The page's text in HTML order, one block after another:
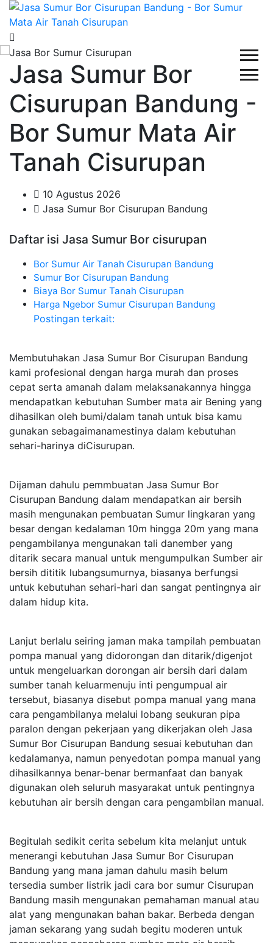
Jasa Sumur Bor
Cisurupan Bandung -
Bor Sumur Mata Air
Tanah Cisurupan
10 Agustus 2026
Jasa Sumur Bor Cisurupan Bandung
Daftar isi Jasa Sumur Bor cisurupan
Bor Sumur Air Tanah Cisurupan Bandung
Sumur Bor Cisurupan Bandung
Biaya Bor Sumur Tanah Cisurupan
Harga Ngebor Sumur Cisurupan Bandung
Postingan terkait:
Membutuhakan Jasa Sumur Bor Cisurupan Bandung
kami profesional dengan harga murah dan proses
cepat serta amanah dalam melaksanakannya hingga
mendapatkan kebutuhan Sumber mata air Bening yang
dihasilkan oleh bumi/dalam tanah untuk bisa kamu
gunakan sebagaimanamestinya dalam kebutuhan
sehari-harinya diCisurupan.
Dijaman dahulu pemmbuatan Jasa Sumur Bor
Cisurupan Bandung dalam mendapatkan air bersih
masih mengunakan pembuatan Sumur lingkaran yang
besar dengan kedalaman 10m hingga 20m yang mana
pengambilanya mengunakan tali danember yang
ditarik secara manual untuk mengumpulkan Sumber air
bersih dititik lubangsumurnya, biasanya berfungsi
untuk kebutuhan sehari-hari dan sangat pentingnya air
dalam hidup kita.
Lanjut berlalu seiring jaman maka tampilah pembuatan
pompa manual yang didorongan dan ditarik/digenjot
untuk mengeluarkan dorongan air bersih dari dalam
sumber tanah keluarmenuju inti pengumpual air
tersebut, biasanya disebut pompa manual yang mana
cara pengambilanya melalui lobang seukuran pipa
paralon dengan pekerjaan yang dikerjakan oleh Jasa
Sumur Bor Cisurupan Bandung sesuai kebutuhan dan
kedalamanya, namun penyedotan pompa manual yang
dihasilkannya benar-benar bermanfaat dan banyak
digunakan oleh seluruh masyarakat untuk pentingnya
kebutuhan air bersih dengan cara pengambilan manual.
Begitulah sedikit cerita sebelum kita melanjut untuk
menerangi kebutuhan Jasa Sumur Bor Cisurupan
Bandung yang mana jaman dahulu masih belum
tersedia sumber listrik jadi cara bor sumur Cisurupan
Bandung masih mengunakan pemahaman manual atau
alat yang mengunakan bahan bakar. Berbeda dengan
jaman sekarang yang sudah begitu moderen untuk